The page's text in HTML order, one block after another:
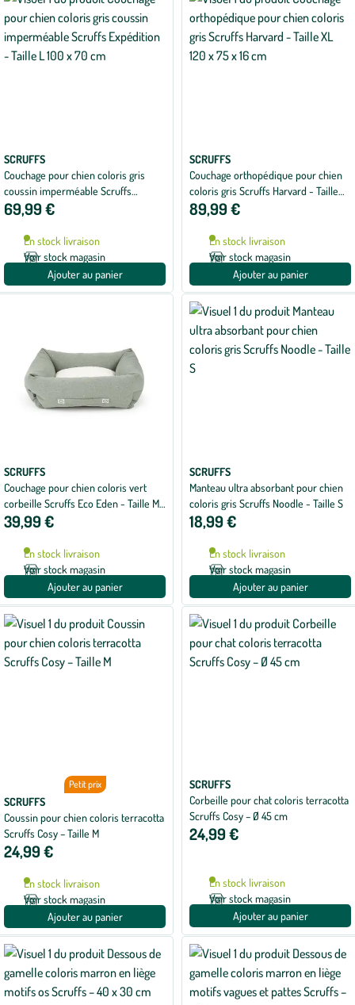
SCRUFFS
Couchage pour chien coloris gris
coussin imperméable Scruffs
Expédition - Taille L 100 x 70 cm
69,99 €
En stock livraison
Voir stock magasin
Ajouter au panier
SCRUFFS
Couchage orthopédique pour chien
coloris gris Scruffs Harvard - Taille
XL 120 x 75 x 16 cm
89,99 €
En stock livraison
Voir stock magasin
Ajouter au panier
SCRUFFS
Couchage pour chien coloris vert
corbeille Scruffs Eco Eden - Taille M
60 x 50 cm
39,99 €
En stock livraison
Voir stock magasin
Ajouter au panier
SCRUFFS
Manteau ultra absorbant pour chien
coloris gris Scruffs Noodle - Taille S
18,99 €
En stock livraison
Voir stock magasin
Ajouter au panier
Petit prix
SCRUFFS
Coussin pour chien coloris terracotta
Scruffs Cosy – Taille M
24,99 €
En stock livraison
Voir stock magasin
Ajouter au panier
SCRUFFS
Corbeille pour chat coloris terracotta
Scruffs Cosy – Ø 45 cm
24,99 €
En stock livraison
Voir stock magasin
Ajouter au panier